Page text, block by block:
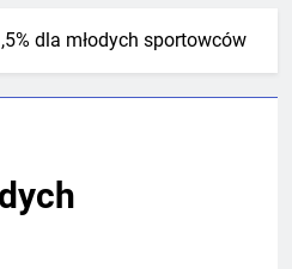
na podium klasyfikacji
Polski U23 w
dla młodych sportowców